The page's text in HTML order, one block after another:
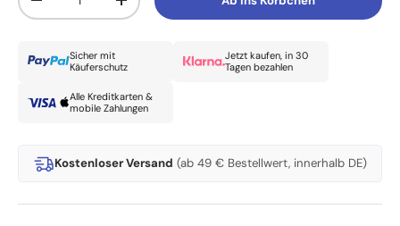
Menge verringernMenge erhöhen
Sicher mit
Käuferschutz
Jetzt kaufen, in 30
Tagen bezahlen
Alle Kreditkarten &
mobile Zahlungen
Kostenloser Versand (ab 49 € Bestellwert, innerhalb DE)